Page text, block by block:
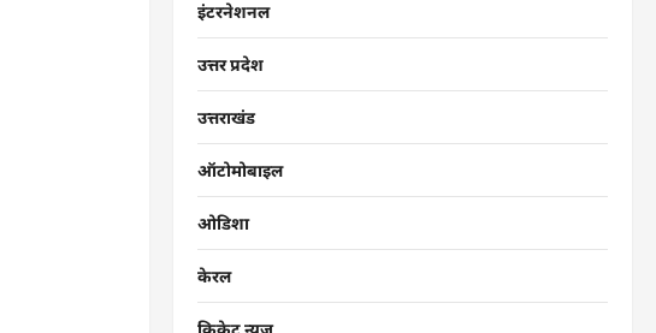
इंटरनेशनल
उत्तर प्रदेश
उत्तराखंड
ऑटोमोबाइल
ओडिशा
केरल
क्रिकेट न्यूज